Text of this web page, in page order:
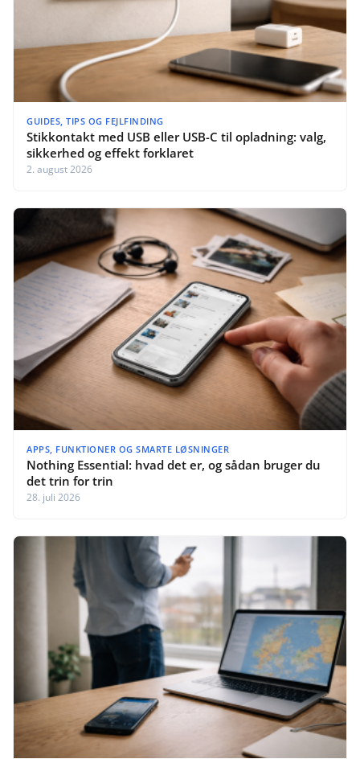
GUIDES, TIPS OG FEJLFINDING
Stikkontakt med USB eller USB-C til opladning: valg,
sikkerhed og effekt forklaret
2. august 2026
APPS, FUNKTIONER OG SMARTE LØSNINGER
Nothing Essential: hvad det er, og sådan bruger du
det trin for trin
28. juli 2026